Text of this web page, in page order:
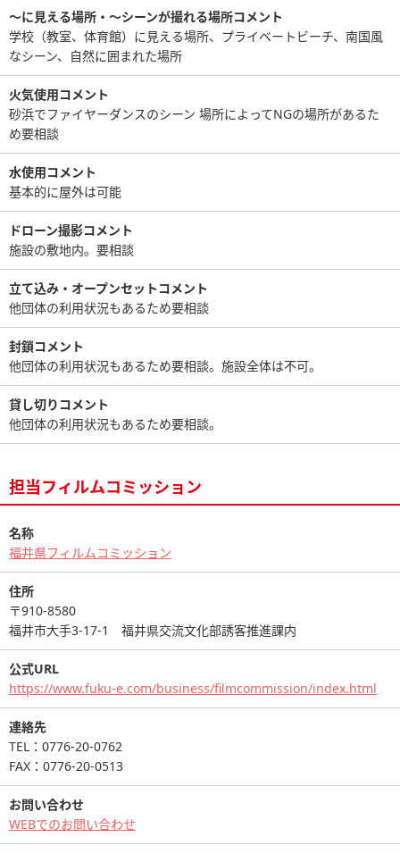
〜に見える場所・〜シーンが撮れる場所コメント
学校（教室、体育館）に見える場所、プライベートビーチ、南国風
なシーン、自然に囲まれた場所
火気使用コメント
砂浜でファイヤーダンスのシーン 場所によってNGの場所があるた
め要相談
水使用コメント
基本的に屋外は可能
ドローン撮影コメント
施設の敷地内。要相談
立て込み・オープンセットコメント
他団体の利用状況もあるため要相談
封鎖コメント
他団体の利用状況もあるため要相談。施設全体は不可。
貸し切りコメント
他団体の利用状況もあるため要相談。
担当フィルムコミッション
名称
福井県フィルムコミッション
住所
〒910-8580
福井市大手3-17-1 福井県交流文化部誘客推進課内
公式URL
https://www.fuku-e.com/business/filmcommission/index.html
連絡先
TEL：0776-20-0762
FAX：0776-20-0513
お問い合わせ
WEBでのお問い合わせ